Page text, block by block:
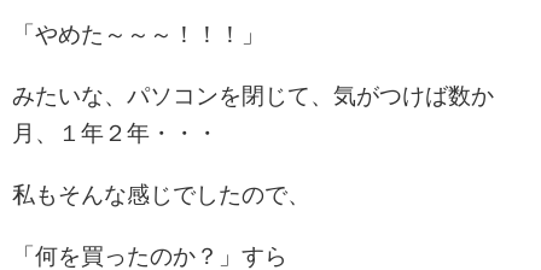
「やめた～～～！！！」
みたいな、パソコンを閉じて、気がつけば数か
月、１年２年・・・
私もそんな感じでしたので、
「何を買ったのか？」すら